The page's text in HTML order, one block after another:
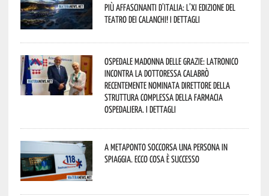
più affascinanti d’Italia: l’XI edizione del
Teatro dei Calanchi! I dettagli
Ospedale Madonna delle Grazie: Latronico
incontra la dottoressa Calabrò
recentemente nominata Direttore della
Struttura Complessa della Farmacia
Ospedaliera. I dettagli
A Metaponto soccorsa una persona in
spiaggia. Ecco cosa è successo